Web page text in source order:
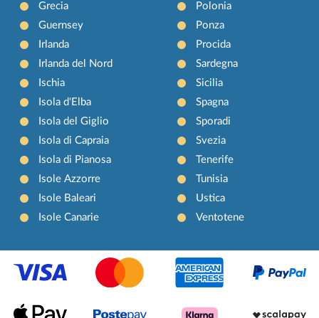
Grecia
Guernsey
Irlanda
Irlanda del Nord
Ischia
Isola d'Elba
Isola del Giglio
Isola di Capraia
Isola di Pianosa
Isole Azzorre
Isole Baleari
Isole Canarie
Polonia
Ponza
Procida
Sardegna
Sicilia
Spagna
Sporadi
Svezia
Tenerife
Tunisia
Ustica
Ventotene